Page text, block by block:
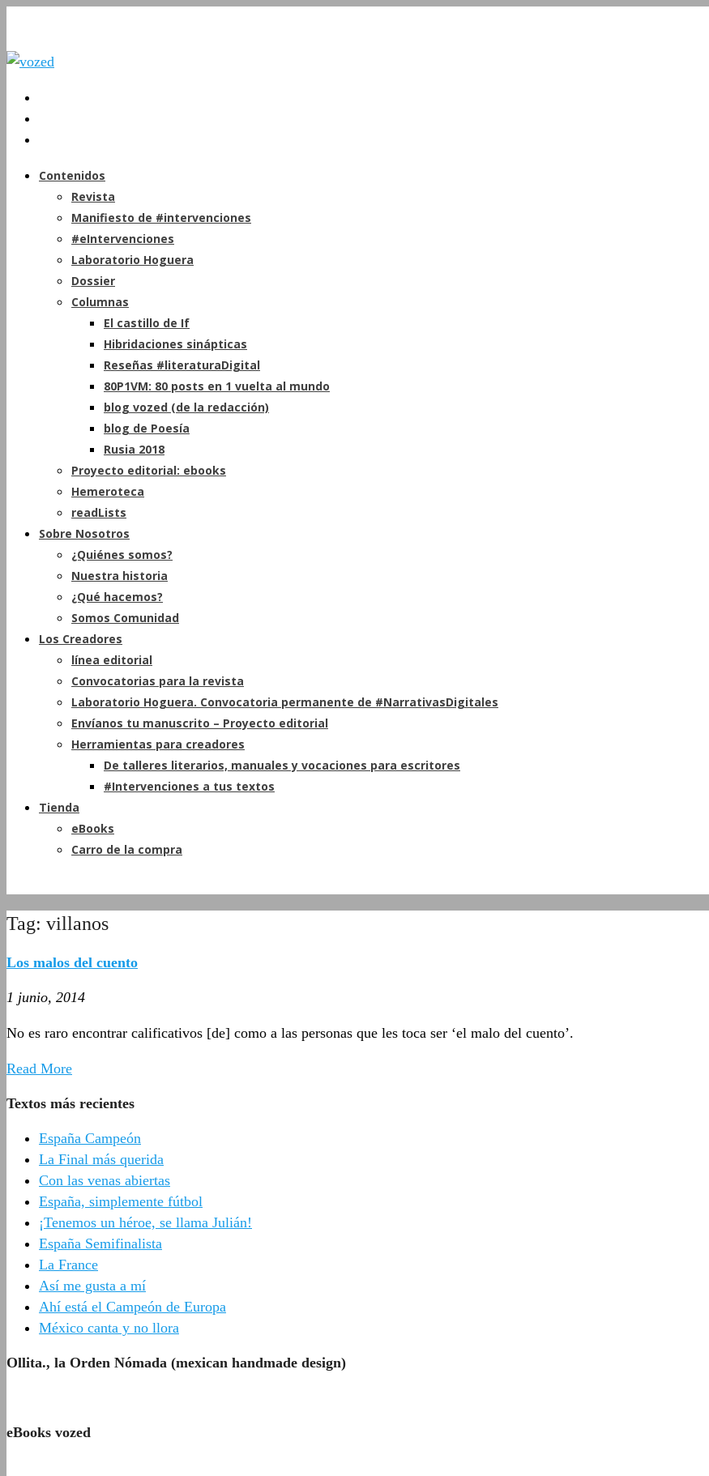
Contenidos
Revista
Manifiesto de #intervenciones
#eIntervenciones
Laboratorio Hoguera
Dossier
Columnas
El castillo de If
Hibridaciones sinápticas
Reseñas #literaturaDigital
80P1VM: 80 posts en 1 vuelta al mundo
blog vozed (de la redacción)
blog de Poesía
Rusia 2018
Proyecto editorial: ebooks
Hemeroteca
readLists
Sobre Nosotros
¿Quiénes somos?
Nuestra historia
¿Qué hacemos?
Somos Comunidad
Los Creadores
línea editorial
Convocatorias para la revista
Laboratorio Hoguera. Convocatoria permanente de #NarrativasDigitales
Envíanos tu manuscrito – Proyecto editorial
Herramientas para creadores
De talleres literarios, manuales y vocaciones para escritores
#Intervenciones a tus textos
Tienda
eBooks
Carro de la compra
Tag: villanos
Los malos del cuento
1 junio, 2014
No es raro encontrar calificativos [de] como a las personas que les toca ser ‘el malo del cuento’.
Read More
Textos más recientes
España Campeón
La Final más querida
Con las venas abiertas
España, simplemente fútbol
¡Tenemos un héroe, se llama Julián!
España Semifinalista
La France
Así me gusta a mí
Ahí está el Campeón de Europa
México canta y no llora
Ollita., la Orden Nómada (mexican handmade design)
eBooks vozed